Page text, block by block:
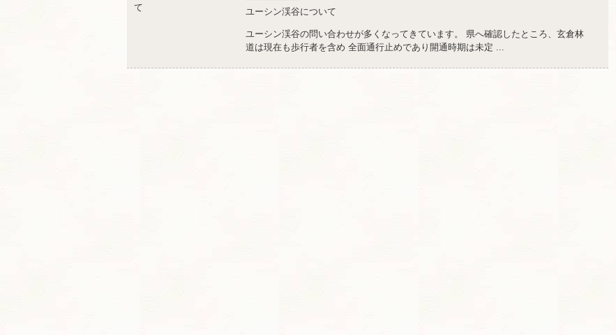
ユーシン渓谷について
ユーシン渓谷の問い合わせが多くなってきています。 県へ確認したところ、玄倉林
道は現在も歩行者を含め 全面通行止めであり開通時期は未定 ...